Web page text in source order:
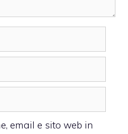
email e sito web in